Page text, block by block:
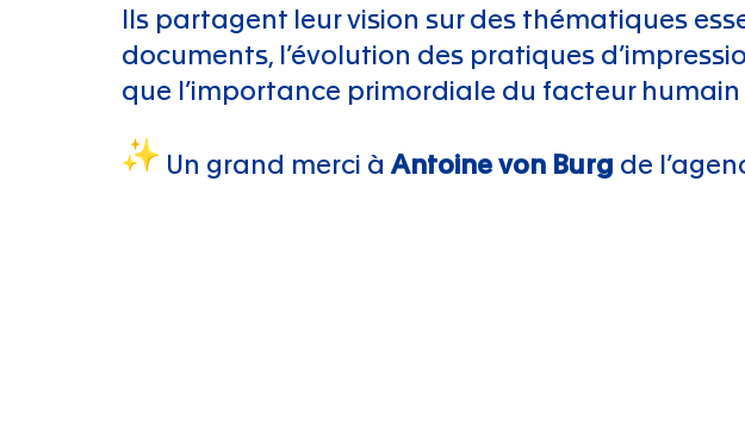
Ils partagent leur vision sur des thématiques
documents, l’évolution des pratiques
que l’importance primordiale du facteur
Un grand merci à Antoine von Burg de